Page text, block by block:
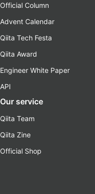
Official Column
Advent Calendar
Qiita Tech Festa
Qiita Award
Engineer White Paper
API
Our service
Qiita Team
Qiita Zine
Official Shop